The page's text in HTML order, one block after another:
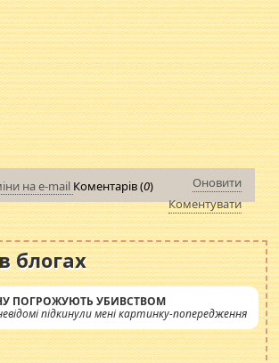
на e-mail Коментарів (0)
Оновити
Коментувати
блогах
ПОГРОЖУЮТЬ УБИВСТВОМ
підкинули мені картинку-попередження